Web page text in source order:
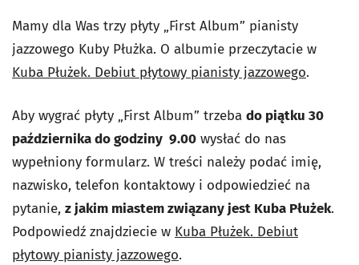
Mamy dla Was trzy płyty „First Album” pianisty
jazzowego Kuby Płużka. O albumie przeczytacie w
Kuba Płużek. Debiut płytowy pianisty jazzowego.
Aby wygrać płyty „First Album” trzeba do piątku 30
października do godziny 9.00 wysłać do nas
wypełniony formularz. W treści należy podać imię,
nazwisko, telefon kontaktowy i odpowiedzieć na
pytanie, z jakim miastem związany jest Kuba Płużek.
Podpowiedź znajdziecie w Kuba Płużek. Debiut
płytowy pianisty jazzowego.